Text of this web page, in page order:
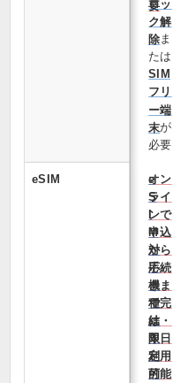
要
ロッ
ク解
除ま
たは
SIM
フリ
ー端
末が
必要
eSIM
オン
ライ
ンで
申込
から
手続
きま
で完
結・
即日
利用
可能
e
S
I
M
対
応
機
種
は
限
定
的